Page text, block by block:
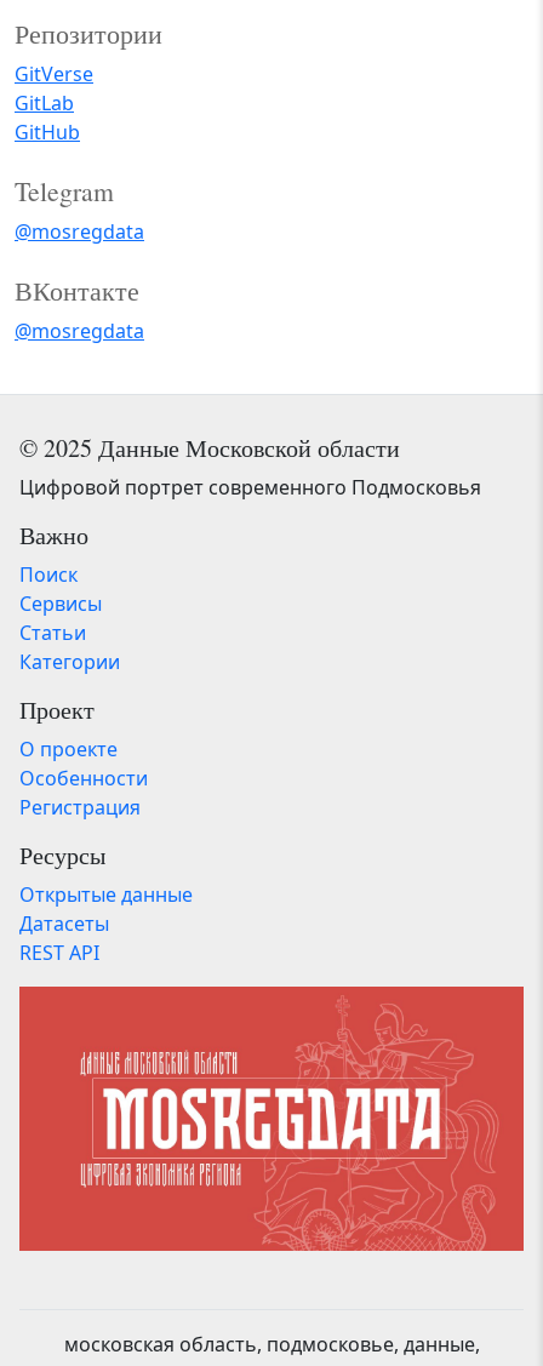
Репозитории
GitVerse
GitLab
GitHub
Telegram
@mosregdata
ВКонтакте
@mosregdata
© 2025 Данные Московской области
Цифровой портрет современного Подмосковья
Важно
Поиск
Сервисы
Статьи
Категории
Проект
О проекте
Особенности
Регистрация
Ресурсы
Открытые данные
Датасеты
REST API
московская область, подмосковье, данные,